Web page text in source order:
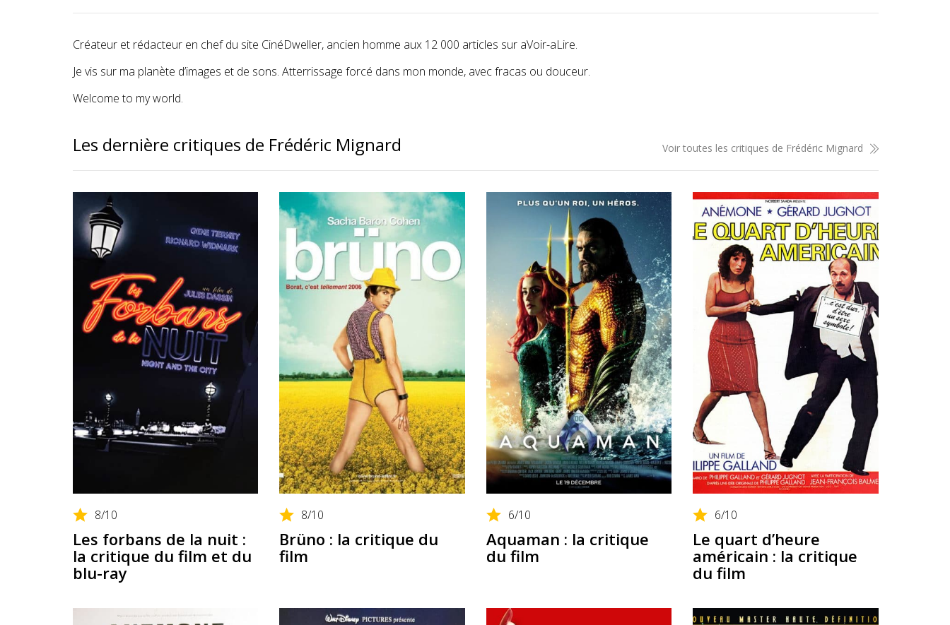
Créateur et rédacteur en chef du site CinéDweller, ancien homme aux 12 000 articles sur aVoir-aLire.
Je vis sur ma planète d’images et de sons. Atterrissage forcé dans mon monde, avec fracas ou douceur.
Welcome to my world.
Les dernière critiques de Frédéric Mignard Voir toutes les critiques de Frédéric Mignard
8/10
Les forbans de la nuit :
la critique du film et du
blu-ray
8/10
Brüno : la critique du
film
6/10
Aquaman : la critique
du film
6/10
Le quart d’heure
américain : la critique
du film